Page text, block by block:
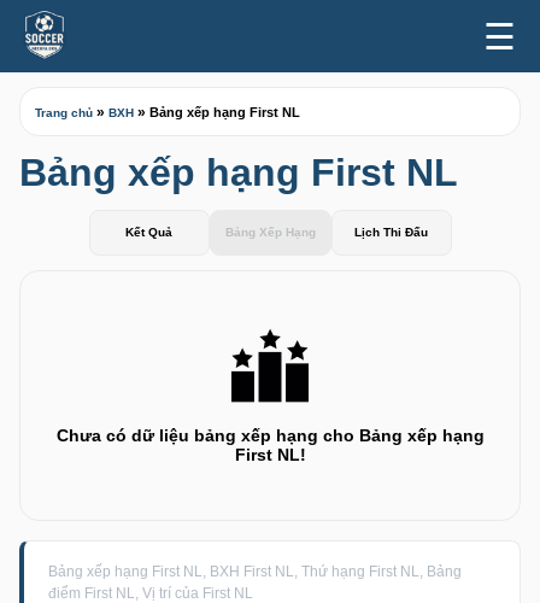
☰
Trang chủ » BXH » Bảng xếp hạng First NL
Bảng xếp hạng First NL
Kết Quả Bảng Xếp Hạng Lịch Thi Đấu
Chưa có dữ liệu bảng xếp hạng cho Bảng xếp hạng
First NL!
Bảng xếp hạng First NL, BXH First NL, Thứ hạng First NL, Bảng
điểm First NL, Vị trí của First NL